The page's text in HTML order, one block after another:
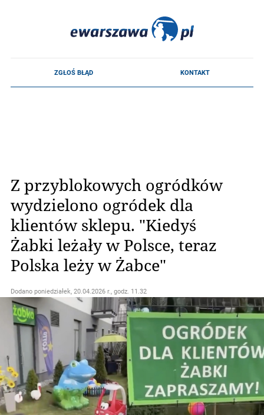
Z przyblokowych ogródków
wydzielono ogródek dla
klientów sklepu. "Kiedyś
Żabki leżały w Polsce, teraz
Polska leży w Żabce"
Dodano poniedziałek, 20.04.2026 r., godz. 11.32